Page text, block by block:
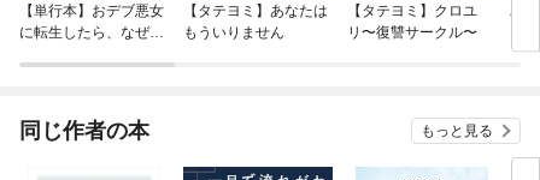
【単行本】おデブ悪女
に転生したら、なぜか
【タテヨミ】あなたは
もういりません
【タテヨミ】クロユ
リ〜復讐サークル〜
バ
今
同じ作者の本 もっと見る